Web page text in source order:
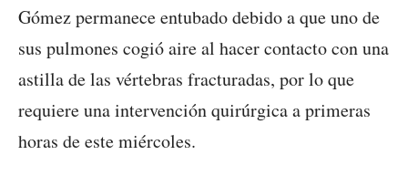
Gómez permanece entubado debido a que uno de
sus pulmones cogió aire al hacer contacto con una
astilla de las vértebras fracturadas, por lo que
requiere una intervención quirúrgica a primeras
horas de este miércoles.